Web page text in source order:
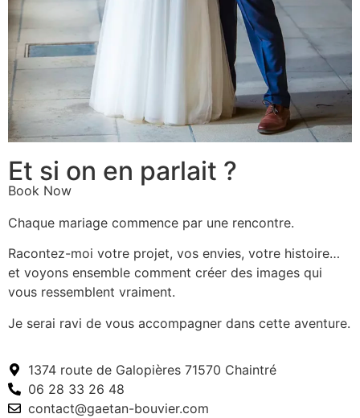
Et si on en parlait ?
Book Now
Chaque mariage commence par une rencontre.
Racontez-moi votre projet, vos envies, votre histoire…
et voyons ensemble comment créer des images qui
vous ressemblent vraiment.
Je serai ravi de vous accompagner dans cette aventure.
1374 route de Galopières 71570 Chaintré
06 28 33 26 48
contact@gaetan-bouvier.com